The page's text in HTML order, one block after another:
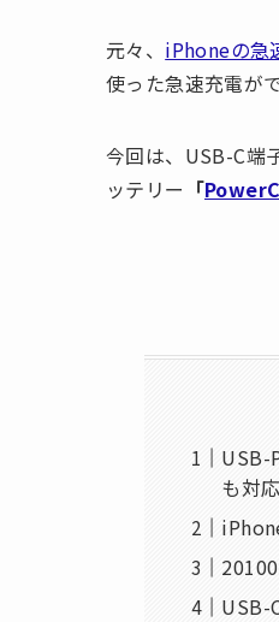
元々、 iPhoneの急
使った急速充電が
今回は、USB-C端
ッテリー 「
USB-
も対応
USB-